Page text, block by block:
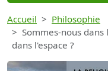
Accueil
Philosophie
Sommes-nous
dans l'espace ?